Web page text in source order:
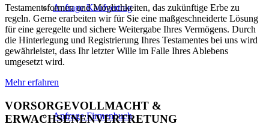
Anfrage Kaufvertrag
Anfrage Firmenbuch
Testamentsformen und Möglichkeiten, das zukünftige Erbe zu
regeln. Gerne erarbeiten wir für Sie eine maßgeschneiderte Lösung
für eine geregelte und sichere Weitergabe Ihres Vermögens. Durch
die Hinterlegung und Registrierung Ihres Testamentes bei uns wird
gewährleistet, dass Ihr letzter Wille im Falle Ihres Ablebens
umgesetzt wird.
Mehr erfahren
VORSORGEVOLLMACHT &
ERWACHSENENVERTRETUNG